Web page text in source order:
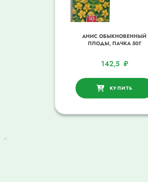
АНИС ОБЫКНОВЕННЫЙ
ПЛОДЫ, ПАЧКА 50Г
142,5 ₽
КУПИТЬ